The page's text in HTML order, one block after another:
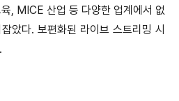
, MICE 산업 등 다양한 업계에서 없
았다. 보편화된 라이브 스트리밍 시